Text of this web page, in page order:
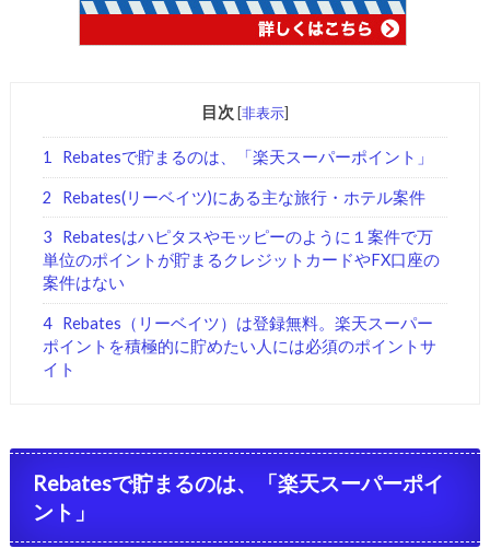
目次 [非表示]
1 Rebatesで貯まるのは、「楽天スーパーポイント」
2 Rebates(リーベイツ)にある主な旅行・ホテル案件
3
Rebatesはハピタスやモッピーのように１案件で万
単位のポイントが貯まるクレジットカードやFX口座の
案件はない
4
Rebates（リーベイツ）は登録無料。楽天スーパー
ポイントを積極的に貯めたい人には必須のポイントサ
イト
Rebatesで貯まるのは、「楽天スーパーポイ
ント」